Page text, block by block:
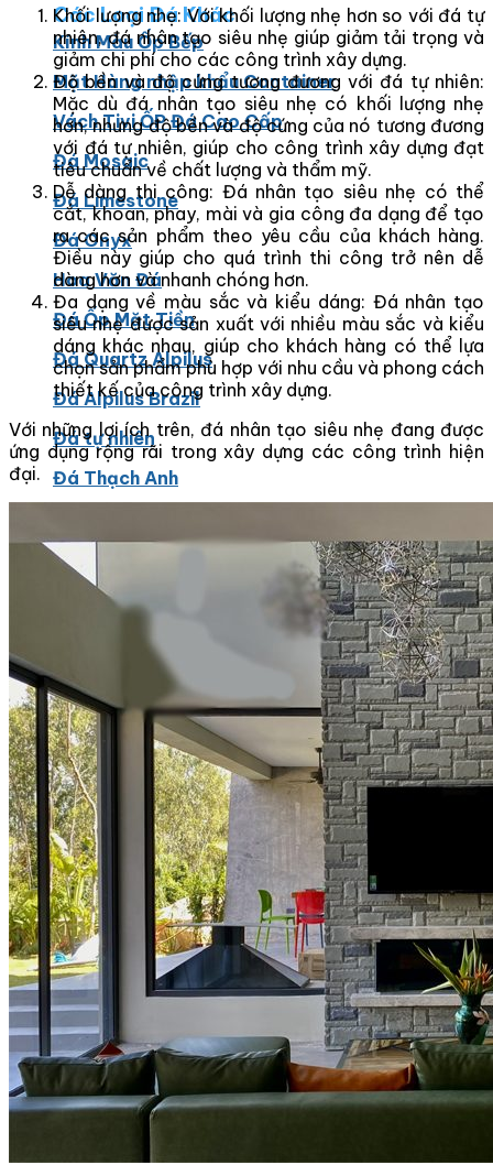
Các Loại Đá Khác
Kính Màu Ốp Bếp
Mặt Hàng nhập khẩu Container
Vách Tivi ỐP Đá Cao Cấp
Đá Mosaic
Đá Limestone
Đá Onyx
Hoa Văn Đá
Đá Ốp Mặt Tiền
Đá Quartz Alpilus
Đá Alpilus Brazil
Đá tự nhiên
Đá Thạch Anh
Đá Lát Nền
Đá Cầu Thang
Đá Cầu Thang
Đá Bàn Bếp
Đá Bàn Bếp
Đá Lát Nền
Đá Bàn Bếp Cao Cấp
Đá Ốp
Đá Ốp Bếp
Đá Ốp Mặt Tiền
Đá Ốp Cột
Đá Ốp Mộ
Đá Ốp Thang Máy
Đá Ốp Bàn Bếp Nhân Tạo
Đá Ốp Bếp Tự Nhiên
Tranh đá
Tranh Đá Granite Đối Xứng
Tranh Đá Marble Đối Xứng
Tranh Đá Sơn Thủy Xuyên Sáng
Tranh Đá Thạch Anh Đối Xứng
Tranh Đá Xuyên Sáng Onyx
Vách Tivi ỐP Đá Cao Cấp
Đá Nhân Tạo
Khối lượng nhẹ: Với khối lượng nhẹ hơn so với đá tự
nhiên, đá nhân tạo siêu nhẹ giúp giảm tải trọng và
giảm chi phí cho các công trình xây dựng.
Độ bền và độ cứng tương đương với đá tự nhiên:
Mặc dù đá nhân tạo siêu nhẹ có khối lượng nhẹ
hơn, nhưng độ bền và độ cứng của nó tương đương
với đá tự nhiên, giúp cho công trình xây dựng đạt
tiêu chuẩn về chất lượng và thẩm mỹ.
Dễ dàng thi công: Đá nhân tạo siêu nhẹ có thể
cắt, khoan, phay, mài và gia công đa dạng để tạo
ra các sản phẩm theo yêu cầu của khách hàng.
Điều này giúp cho quá trình thi công trở nên dễ
dàng hơn và nhanh chóng hơn.
Đa dạng về màu sắc và kiểu dáng: Đá nhân tạo
siêu nhẹ được sản xuất với nhiều màu sắc và kiểu
dáng khác nhau, giúp cho khách hàng có thể lựa
chọn sản phẩm phù hợp với nhu cầu và phong cách
thiết kế của công trình xây dựng.
Với những lợi ích trên, đá nhân tạo siêu nhẹ đang được
ứng dụng rộng rãi trong xây dựng các công trình hiện
đại.